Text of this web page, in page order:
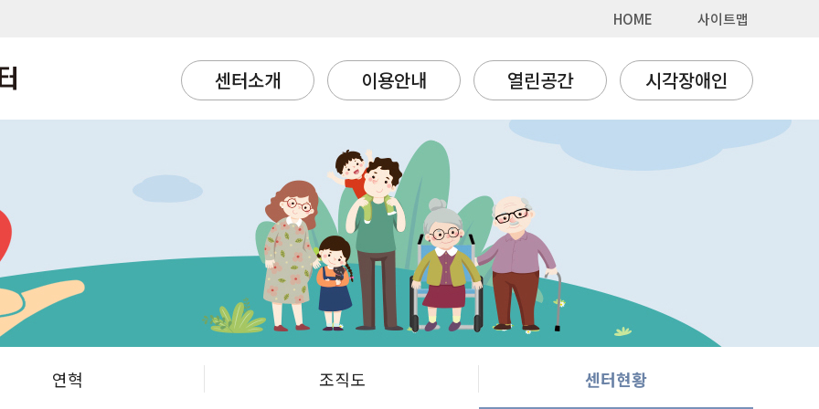
HOME 사이트맵
센터소개 이용안내 열린공간 시각장애인
연혁 조직도 센터현황